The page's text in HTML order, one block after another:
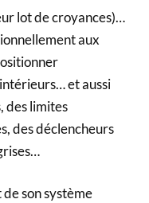
lot de croyances)…
aux
et aussi
des limites
des déclencheurs
son système